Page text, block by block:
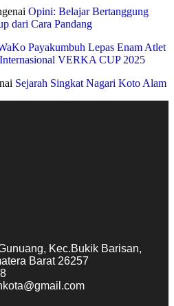
Opini: Belajar Bertanggung
dari Cara Pandang
Payakumbuh Lepas Enam Atlet
VERKA CUP 2025
Sejarah Singkat Nagari Koto Alam
Kec.Bukik Barisan,
Barat 26257